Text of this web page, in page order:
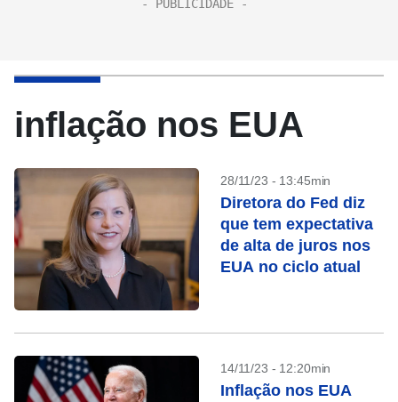
inflação nos EUA
28/11/23 - 13:45min
Diretora do Fed diz
que tem expectativa
de alta de juros nos
EUA no ciclo atual
14/11/23 - 12:20min
Inflação nos EUA